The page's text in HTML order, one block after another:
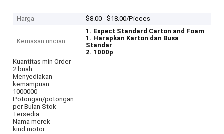
Harga $8.00 - $18.00/Pieces
Kemasan rincian
1. Expect Standard Carton and Foam
1. Harapkan Karton dan Busa
Standar
2. 1000p
Kuantitas min Order
2 buah
Menyediakan
kemampuan
1000000
Potongan/potongan
per Bulan Stok
Tersedia
Nama merek
kind motor